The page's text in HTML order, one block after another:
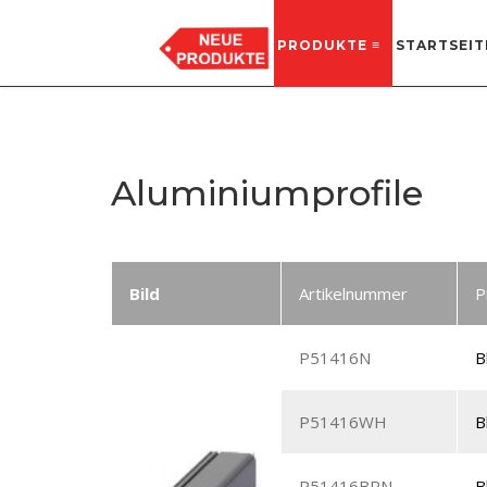
PRODUKTE ≡
GYÁRTÁS, RAKTÁR
Aluminiumprofile
Bild Artikelnummer
P51416N
P51416WH